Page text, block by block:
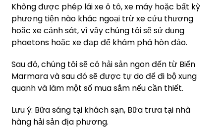
Không được phép lái xe ô tô, xe máy hoặc bất kỳ
phương tiện nào khác ngoại trừ xe cứu thương
hoặc xe cảnh sát, vì vậy chúng tôi sẽ sử dụng
phaetons hoặc xe đạp để khám phá hòn đảo.
Sau đó, chúng tôi sẽ có hải sản ngon đến từ Biển
Marmara và sau đó sẽ được tự do để đi bộ xung
quanh và làm một số mua sắm nếu cần thiết.
Lưu ý: Bữa sáng tại khách sạn, Bữa trưa tại nhà
hàng hải sản địa phương.